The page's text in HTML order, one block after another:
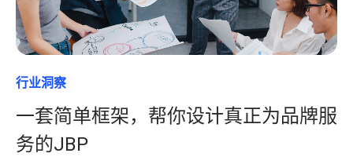
行业洞察
一套简单框架，帮你设计真正为品牌服
务的JBP